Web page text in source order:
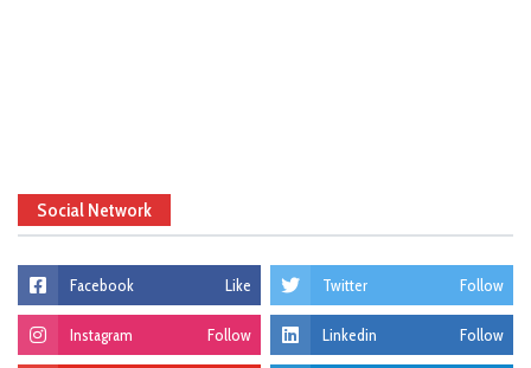
Social Network
Facebook Like Twitter Follow
Instagram Follow Linkedin Follow